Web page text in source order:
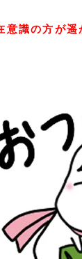
意識の方が遥